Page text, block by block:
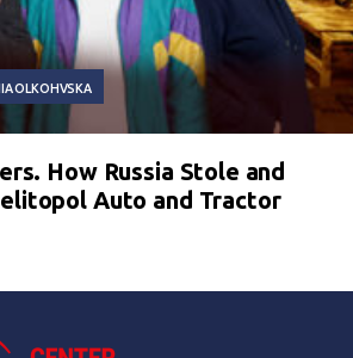
OLKOHVSKA
How Russia Stole and
Auto and Tractor